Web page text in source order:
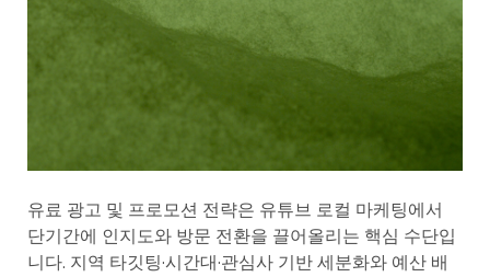
유료 광고 및 프로모션 전략은 유튜브 로컬 마케팅에서
단기간에 인지도와 방문 전환을 끌어올리는 핵심 수단입
니다. 지역 타깃팅·시간대·관심사 기반 세분화와 예산 배